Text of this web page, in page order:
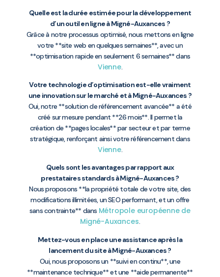
Quelle est la durée estimée pour la développement
d’un outil en ligne à Migné-Auxances ?
Grâce à notre processus optimisé, nous mettons en ligne
votre **site web en quelques semaines**, avec un
**optimisation rapide en seulement 6 semaines** dans
Vienne.
Votre technologie d’optimisation est-elle vraiment
une innovation sur le marché et à Migné-Auxances ?
Oui, notre **solution de référencement avancée** a été
créé sur mesure pendant **26 mois**. Il permet la
création de **pages locales** par secteur et par terme
stratégique, renforçant ainsi votre référencement dans
Vienne.
Quels sont les avantages par rapport aux
prestataires standards à Migné-Auxances ?
Nous proposons **la propriété totale de votre site, des
modifications illimitées, un SEO performant, et un offre
sans contrainte** dans Métropole européenne de
Migné-Auxances.
Mettez-vous en place une assistance après la
lancement du site à Migné-Auxances ?
Oui, nous proposons un **suivi en continu**, une
**maintenance technique** et une **aide permanente**